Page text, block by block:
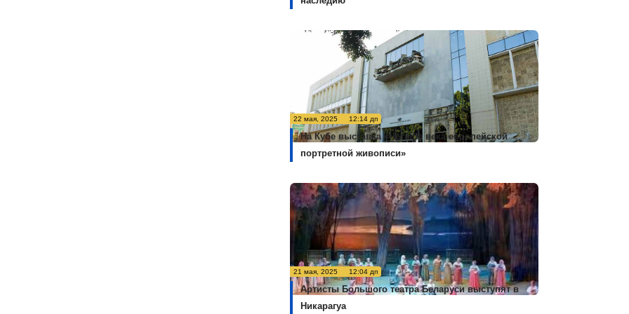
22 мая, 2025 12:14 дп
На Кубе выставка «Четыре века европейской
портретной живописи»
21 мая, 2025 12:04 дп
Артисты Большого театра Беларуси выступят в
Никарагуа